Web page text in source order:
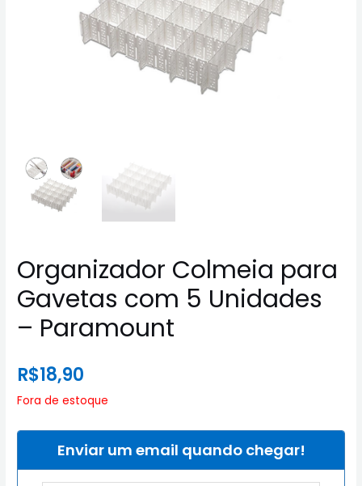
Organizador Colmeia para
Gavetas com 5 Unidades
– Paramount
R$18,90
Fora de estoque
Enviar um email quando chegar!